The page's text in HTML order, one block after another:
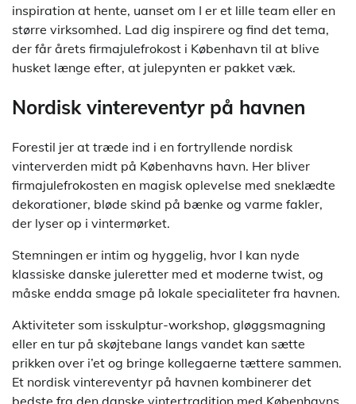
inspiration at hente, uanset om I er et lille team eller en
større virksomhed. Lad dig inspirere og find det tema,
der får årets firmajulefrokost i København til at blive
husket længe efter, at julepynten er pakket væk.
Nordisk vintereventyr på havnen
Forestil jer at træde ind i en fortryllende nordisk
vinterverden midt på Københavns havn. Her bliver
firmajulefrokosten en magisk oplevelse med sneklædte
dekorationer, bløde skind på bænke og varme fakler,
der lyser op i vintermørket.
Stemningen er intim og hyggelig, hvor I kan nyde
klassiske danske juleretter med et moderne twist, og
måske endda smage på lokale specialiteter fra havnen.
Aktiviteter som isskulptur-workshop, gløggsmagning
eller en tur på skøjtebane langs vandet kan sætte
prikken over i’et og bringe kollegaerne tættere sammen.
Et nordisk vintereventyr på havnen kombinerer det
bedste fra den danske vintertradition med Københavns